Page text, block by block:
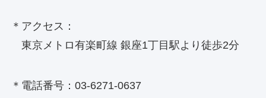
＊アクセス：
東京メトロ有楽町線 銀座1丁目駅より徒歩2分
＊電話番号：03-6271-0637